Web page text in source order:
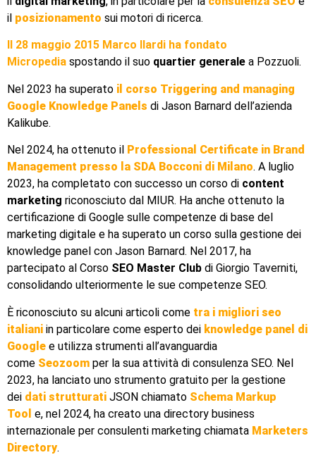
il posizionamento sui motori di ricerca.
Il 28 maggio 2015 Marco Ilardi ha fondato
Micropedia spostando il suo quartier generale a Pozzuoli.
Nel 2023 ha superato il corso Triggering and managing
Google Knowledge Panels di Jason Barnard dell’azienda
Kalikube.
Nel 2024, ha ottenuto il Professional Certificate in Brand
Management presso la SDA Bocconi di Milano. A luglio
2023, ha completato con successo un corso di content
marketing riconosciuto dal MIUR. Ha anche ottenuto la
certificazione di Google sulle competenze di base del
marketing digitale e ha superato un corso sulla gestione dei
knowledge panel con Jason Barnard. Nel 2017, ha
partecipato al Corso SEO Master Club di Giorgio Taverniti,
consolidando ulteriormente le sue competenze SEO.
È riconosciuto su alcuni articoli come tra i migliori seo
italiani in particolare come esperto dei knowledge panel di
Google e utilizza strumenti all’avanguardia
come Seozoom per la sua attività di consulenza SEO. Nel
2023, ha lanciato uno strumento gratuito per la gestione
dei dati strutturati JSON chiamato Schema Markup
Tool e, nel 2024, ha creato una directory business
internazionale per consulenti marketing chiamata Marketers
Directory.